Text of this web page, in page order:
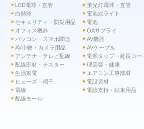
LED電球・直管
蛍光灯電球・直管
白熱球
電池式ライト
セキュリティ・防災用品
電池
オフィス機器
OAサプライ
パソコン・スマホ関連
AV機器
AV小物・カメラ用品
AVケーブル
アンテナ・テレビ配線
電源タップ・延長コー
配線部材・テスター
理美容・健康
生活家電
エアコン工事部材
ヒューズ・端子
電設資材
電線
電線支持・結束用品
配線モール